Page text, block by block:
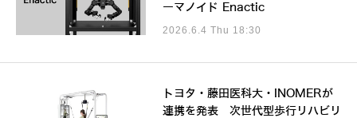
ーマノイド Enactic
2026.6.4 Thu 18:30
トヨタ・藤田医科大・INOMERが
連携を発表 次世代型歩行リハビリ